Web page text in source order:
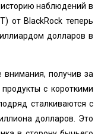
наблюдений в
от BlackRock теперь
долларов в
внимания, получив за
с короткими
сталкиваются с
долларов. Это